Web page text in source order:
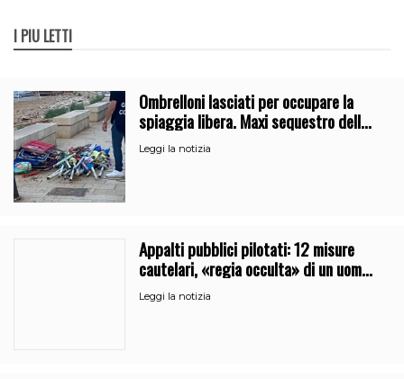
I PIÙ LETTI
Ombrelloni lasciati per occupare la
spiaggia libera. Maxi sequestro della
Guardia Costiera
Leggi la notizia
Appalti pubblici pilotati: 12 misure
cautelari, «regia occulta» di un uomo
vicino al clan
Leggi la notizia